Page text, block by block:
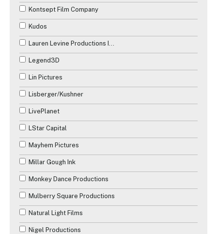
Kontsept Film Company
Kudos
Lauren Levine Productions Inc.
Legend3D
Lin Pictures
Lisberger/Kushner
LivePlanet
LStar Capital
Mayhem Pictures
Millar Gough Ink
Monkey Dance Productions
Mulberry Square Productions
Natural Light Films
Nigel Productions